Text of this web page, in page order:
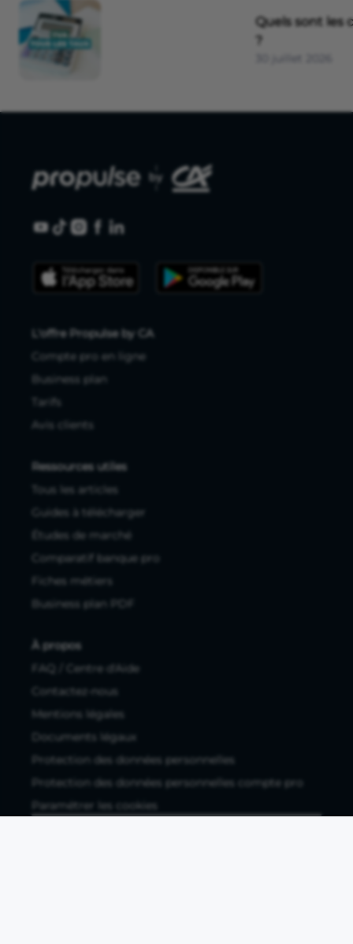
Quels sont les
?
L'offre Propulse by CA
Compte pro en ligne
Business plan
Tarifs
Avis clients
Ressources utiles
Tous les articles
Guides à télécharger
Études de marché
Comparatif banque pro
Fiches métiers
Business plan PDF
À propos
FAQ / Centre d'Aide
Contactez-nous
Mentions légales
Documents légaux
Protection des données personnelles
Protection des données personnelles compte pro
Paramétrer les cookies